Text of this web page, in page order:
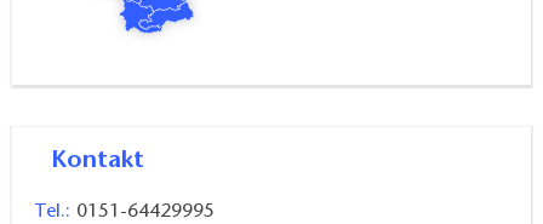
Kontakt
Tel.: 0151-64429995